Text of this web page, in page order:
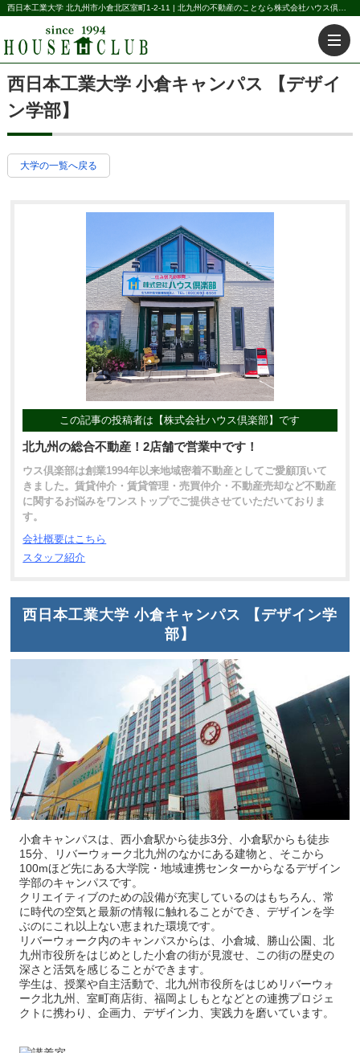
西日本工業大学 北九州市小倉北区室町1-2-11 | 北九州の不動産のことなら株式会社ハウス倶楽部
西日本工業大学 小倉キャンパス 【デザイ
ン学部】
大学の一覧へ戻る
この記事の投稿者は【株式会社ハウス倶楽部】です
北九州の総合不動産！2店舗で営業中です！
ウス倶楽部は創業1994年以来地域密着不動産としてご愛顧頂いて
きました。賃貸仲介・賃貸管理・売買仲介・不動産売却など不動産
に関するお悩みをワンストップでご提供させていただいておりま
す。
会社概要はこちら
スタッフ紹介
西日本工業大学 小倉キャンパス 【デザイン学
部】
小倉キャンパスは、西小倉駅から徒歩3分、小倉駅からも徒歩
15分、リバーウォーク北九州のなかにある建物と、そこから
100mほど先にある大学院・地域連携センターからなるデザイン
学部のキャンパスです。
クリエイティブのための設備が充実しているのはもちろん、常
に時代の空気と最新の情報に触れることができ、デザインを学
ぶのにこれ以上ない恵まれた環境です。
リバーウォーク内のキャンパスからは、小倉城、勝山公園、北
九州市役所をはじめとした小倉の街が見渡せ、この街の歴史の
深さと活気を感じることができます。
学生は、授業や自主活動で、北九州市役所をはじめリバーウォ
ーク北九州、室町商店街、福岡よしもとなどとの連携プロジェ
クトに携わり、企画力、デザイン力、実践力を磨いています。